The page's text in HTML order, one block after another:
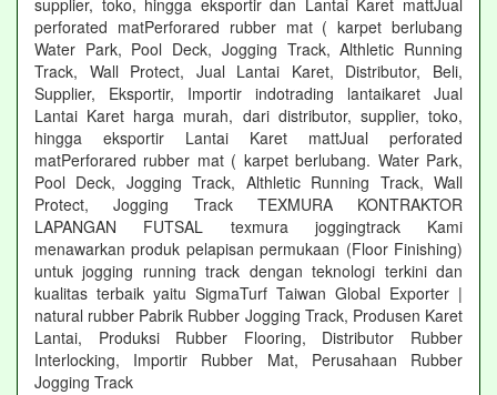
supplier, toko, hingga eksportir dan Lantai Karet mattJual
perforated matPerforared rubber mat ( karpet berlubang
Water Park, Pool Deck, Jogging Track, Althletic Running
Track, Wall Protect, Jual Lantai Karet, Distributor, Beli,
Supplier, Eksportir, Importir indotrading lantaikaret Jual
Lantai Karet harga murah, dari distributor, supplier, toko,
hingga eksportir Lantai Karet mattJual perforated
matPerforared rubber mat ( karpet berlubang. Water Park,
Pool Deck, Jogging Track, Althletic Running Track, Wall
Protect, Jogging Track TEXMURA KONTRAKTOR
LAPANGAN FUTSAL texmura joggingtrack Kami
menawarkan produk pelapisan permukaan (Floor Finishing)
untuk jogging running track dengan teknologi terkini dan
kualitas terbaik yaitu SigmaTurf Taiwan Global Exporter |
natural rubber Pabrik Rubber Jogging Track, Produsen Karet
Lantai, Produksi Rubber Flooring, Distributor Rubber
Interlocking, Importir Rubber Mat, Perusahaan Rubber
Jogging Track